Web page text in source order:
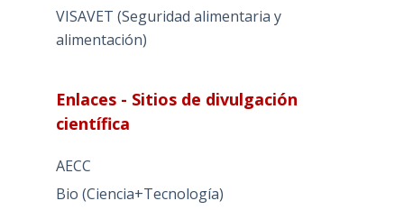
VISAVET (Seguridad alimentaria y
alimentación)
Enlaces - Sitios de divulgación
científica
AECC
Bio (Ciencia+Tecnología)